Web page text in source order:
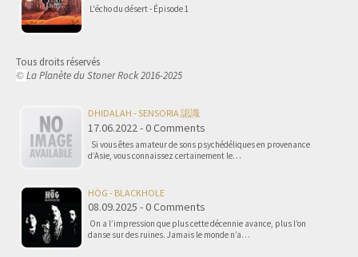
L'écho du désert - Épisode 1
Tous droits réservés
© La Planète du Stoner Rock 2016-2025
DHIDALAH - SENSORIA 認識
17.06.2022 - 0 Comments
Si vous êtes amateur de sons psychédéliques en provenance
d’Asie, vous connaissez certainement le…
HÖG - BLACKHOLE
08.09.2025 - 0 Comments
On a l’impression que plus cette décennie avance, plus l’on
danse sur des ruines. Jamais le monde n’a…